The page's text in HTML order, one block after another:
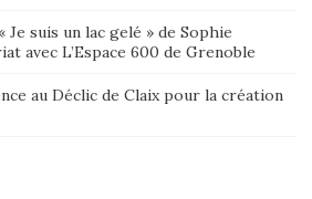
suis un lac gelé » de Sophie
avec L’Espace 600 de Grenoble
au Déclic de Claix pour la création